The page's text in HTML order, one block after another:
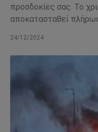
προσδοκίες σας. Το
αποκατασταθεί
24/12/2024